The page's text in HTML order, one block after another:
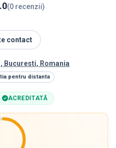
(0 recenzii)
contact
Bucuresti, Romania
pentru distanta
ACREDITATĂ